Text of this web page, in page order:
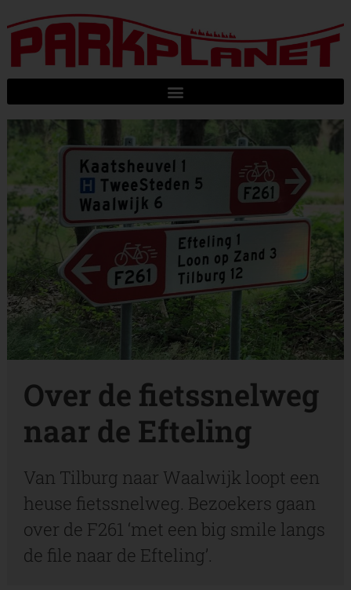
Over de fietssnelweg
naar de Efteling
Van Tilburg naar Waalwijk loopt een
heuse fietssnelweg. Bezoekers gaan
over de F261 ‘met een big smile langs
de file naar de Efteling’.